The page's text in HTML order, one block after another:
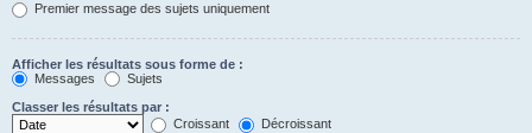
Premier message des sujets uniquement
Afficher les résultats sous forme de :
Messages
Sujets
Classer les résultats par :
Croissant
Décroissant